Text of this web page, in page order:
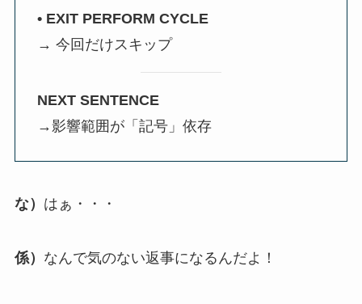
• EXIT PERFORM CYCLE
→ 今回だけスキップ
NEXT SENTENCE
→影響範囲が「記号」依存
な） はぁ・・・
係） なんで気のない返事になるんだよ！